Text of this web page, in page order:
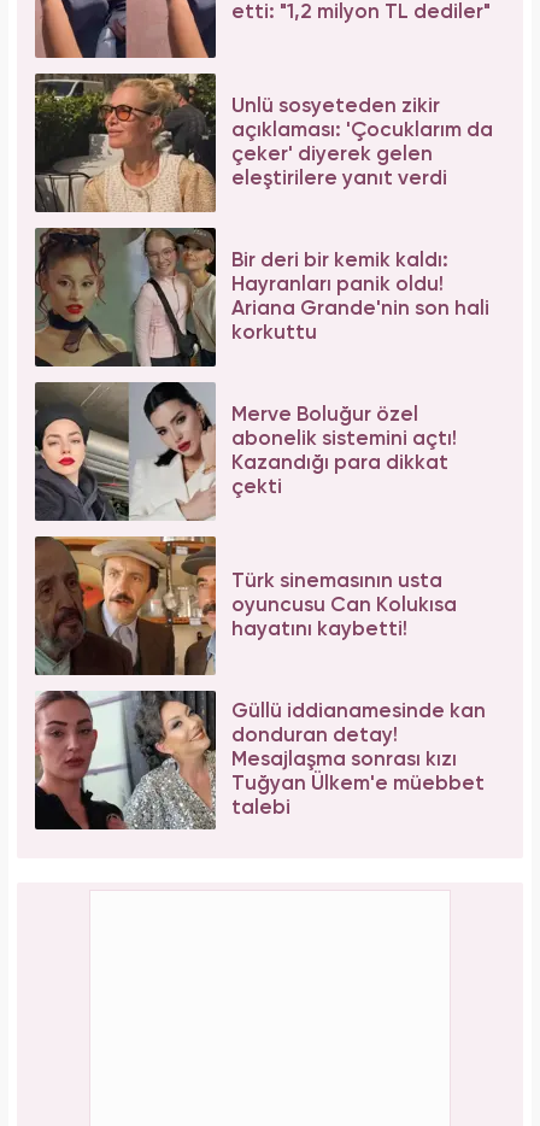
etti: "1,2 milyon TL dediler"
Ünlü sosyeteden zikir
açıklaması: 'Çocuklarım da
çeker' diyerek gelen
eleştirilere yanıt verdi
Bir deri bir kemik kaldı:
Hayranları panik oldu!
Ariana Grande'nin son hali
korkuttu
Merve Boluğur özel
abonelik sistemini açtı!
Kazandığı para dikkat
çekti
Türk sinemasının usta
oyuncusu Can Kolukısa
hayatını kaybetti!
Güllü iddianamesinde kan
donduran detay!
Mesajlaşma sonrası kızı
Tuğyan Ülkem'e müebbet
talebi